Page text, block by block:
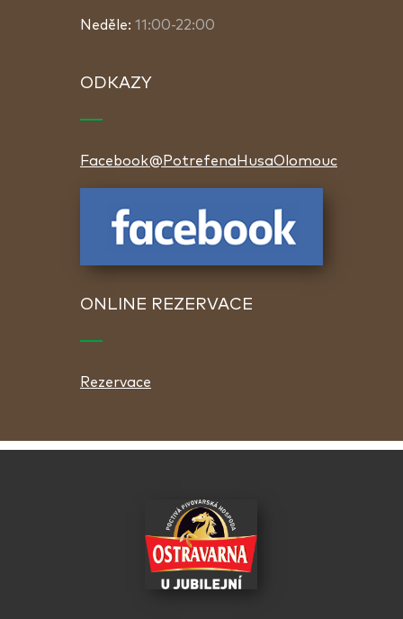
Neděle: 11:00-22:00
ODKAZY
Facebook@PotrefenaHusaOlomouc
ONLINE REZERVACE
Rezervace